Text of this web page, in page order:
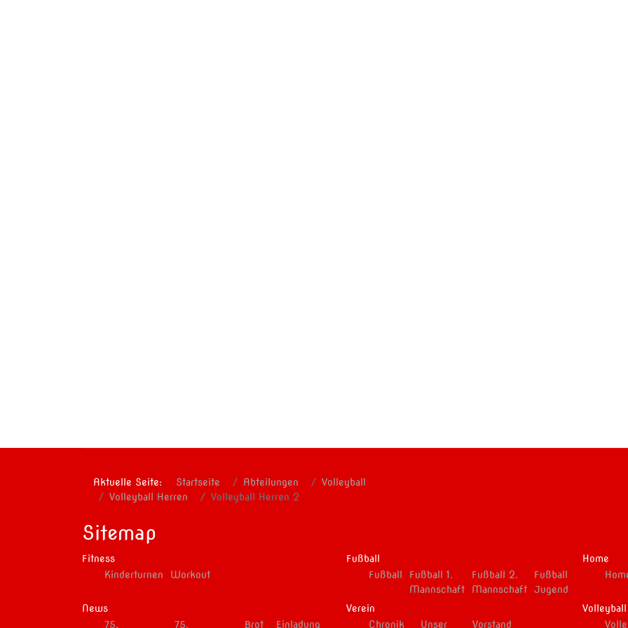
Aktuelle Seite: Startseite Abteilungen
Volleyball
Volleyball Herren
Volleyball Herren 2
Sitemap
Fitness
Kinderturnen
Workout
Fußball
Fußball
Fußball 1.
Mannschaft
Fußball 2.
Mannschaft
Fußball
Jugend
Home
News
75.
75. Brot Einladung
Verein
Chronik
Unser Vorstand